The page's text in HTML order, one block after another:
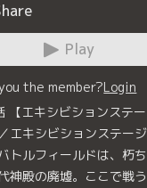
Play
the member?Login
【エキシビションステ
エキシビションステー
トルフィールドは、朽
神殿の廃墟。ここで戦